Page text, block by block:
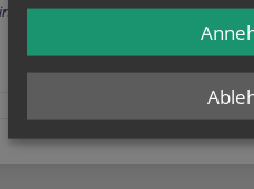
anzeigen